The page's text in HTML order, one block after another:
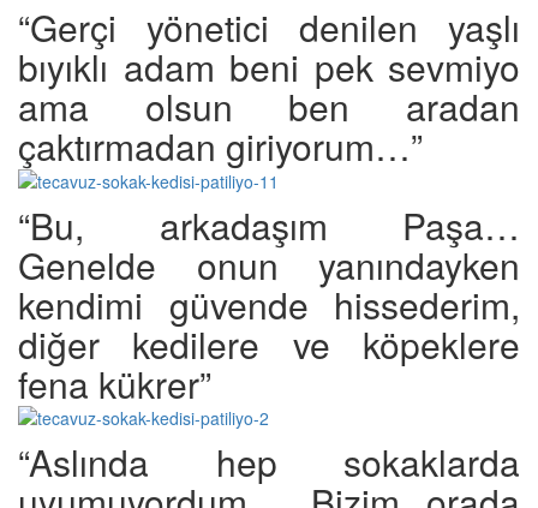
“Gerçi yönetici denilen yaşlı
bıyıklı adam beni pek sevmiyo
ama olsun ben aradan
çaktırmadan giriyorum…”
“Bu, arkadaşım Paşa…
Genelde onun yanındayken
kendimi güvende hissederim,
diğer kedilere ve köpeklere
fena kükrer”
“Aslında hep sokaklarda